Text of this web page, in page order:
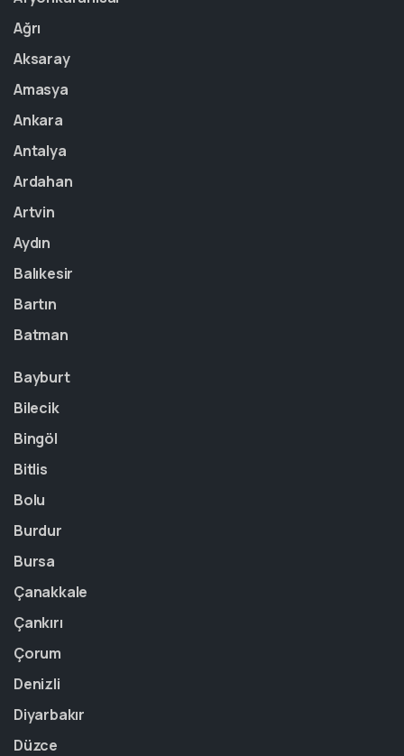
Ağrı
Aksaray
Amasya
Ankara
Antalya
Ardahan
Artvin
Aydın
Balıkesir
Bartın
Batman
Bayburt
Bilecik
Bingöl
Bitlis
Bolu
Burdur
Bursa
Çanakkale
Çankırı
Çorum
Denizli
Diyarbakır
Düzce